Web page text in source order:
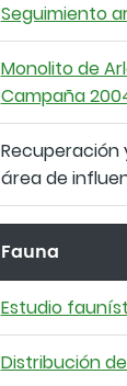
Seguimiento
Monolito de
Campaña
Recuperación
área de
Fauna
Estudio
Distribución